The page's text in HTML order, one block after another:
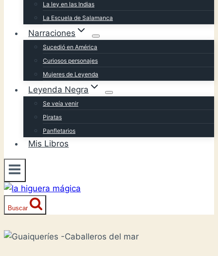
La ley en las Indias
La Escuela de Salamanca
Narraciones
Sucedió en América
Curiosos personajes
Mujeres de Leyenda
Leyenda Negra
Se veía venir
Piratas
Panfletarios
Mis Libros
Buscar